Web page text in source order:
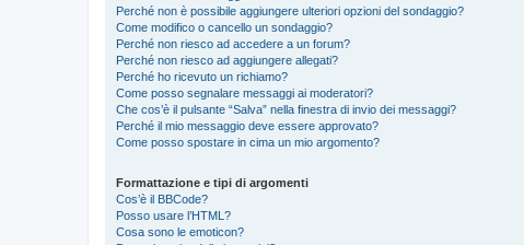
Perché non è possibile aggiungere ulteriori opzioni del sondaggio?
Come modifico o cancello un sondaggio?
Perché non riesco ad accedere a un forum?
Perché non riesco ad aggiungere allegati?
Perché ho ricevuto un richiamo?
Come posso segnalare messaggi ai moderatori?
Che cos’è il pulsante “Salva” nella finestra di invio dei messaggi?
Perché il mio messaggio deve essere approvato?
Come posso spostare in cima un mio argomento?
Formattazione e tipi di argomenti
Cos’è il BBCode?
Posso usare l’HTML?
Cosa sono le emoticon?